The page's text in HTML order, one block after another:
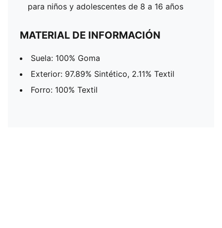
para niños y adolescentes de 8 a 16 años
MATERIAL DE INFORMACIÓN
Suela: 100% Goma
Exterior: 97.89% Sintético, 2.11% Textil
Forro: 100% Textil